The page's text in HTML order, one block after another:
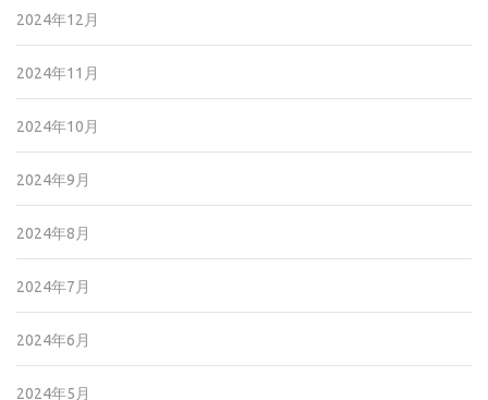
2024年12月
2024年11月
2024年10月
2024年9月
2024年8月
2024年7月
2024年6月
2024年5月